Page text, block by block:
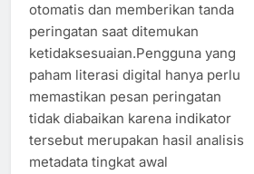
otomatis dan memberikan tanda
peringatan saat ditemukan
ketidaksesuaian.Pengguna yang
paham literasi digital hanya perlu
memastikan pesan peringatan
tidak diabaikan karena indikator
tersebut merupakan hasil analisis
metadata tingkat awal